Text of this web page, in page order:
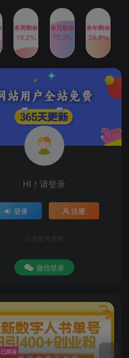
男粉，收益轻松突破四位
数，操作简单 上手难度低
2年前 1W+人已阅读
2024年最新玩法转转无货源
电商，新手小白 简单操作，
2年前 1W+人已阅读
发行人计划蛋仔派对全新玩
法，一天3000＋，蓝海暴力
变现2年前
公众号S粉新玩法，简单操
作、多重变现，每日收益1k
2年前
本周剩余
19.2%
本月剩余
75.3%
本年剩余
39.8%
HI！请登录
登录 注册
社交账号登录
微信登录
阅读